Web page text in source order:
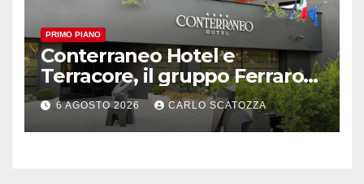
PRIMO PIANO
Conterraneo Hotel e
Terracore, il gruppo Ferraro
amplia l’ ospitalità e il gusto
alle porte di Caserta
6 AGOSTO 2026 CARLO SCATOZZA